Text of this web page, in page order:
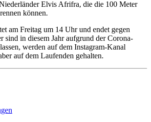
Elvis Afrifra, die die 100 Meter
können.
am Freitag um 14 Uhr und endet gegen
sind in diesem Jahr aufgrund der Corona-
werden auf dem Instagram-Kanal
auf dem Laufenden gehalten.